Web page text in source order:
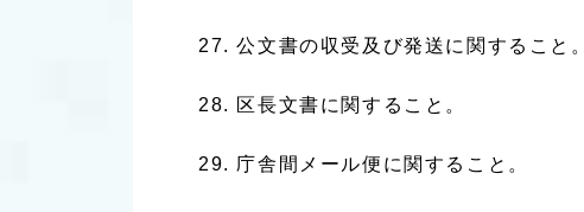
公文書の収受及び発送に関すること。
区長文書に関すること。
庁舎間メール便に関すること。